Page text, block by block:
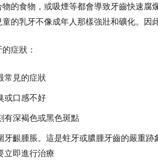
的食物，或吸煙等都會導致牙齒快速腐
的乳牙不像成年人那樣強壯和礦化。因
症狀：
常見的症狀
或口感不好
有深褐色或黑色斑點
牙齦腫脹。這是蛀牙或膿腫牙齒的嚴重
立即進行治療